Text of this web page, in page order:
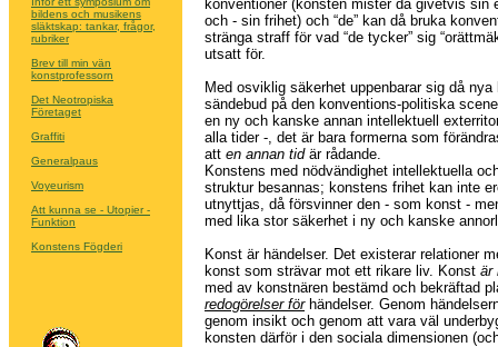
bildens och musikens
släktskap: tankar, frågor,
rubriker
Brev till min vän
konstprofessorn
Det Neotropiska
Företaget
Graffiti
Generalpaus
Voyeurism
Att kunna se - Utopier -
Funktion
Konstens Fögderi
konventioner (konsten mister då givetvis sin
och - sin frihet) och “de” kan då bruka
stränga straff för vad “de tycker” sig
utsatt för.
Med osviklig säkerhet uppenbarar sig då nya
sändebud på den konventions-politiska
en ny och kanske annan intellektuell
alla tider -, det är bara formerna som
att en annan tid är rådande.
Konstens med nödvändighet intellektuella
struktur besannas; konstens frihet kan inte
utnyttjas, då försvinner den - som konst -
med lika stor säkerhet i ny och kanske
Konst är händelser. Det existerar relationer
konst som strävar mot ett rikare liv. Konst är
med av konstnären bestämd och bekräftad
redogörelser för händelser. Genom
genom insikt och genom att vara väl
konsten därför i den sociala dimensionen